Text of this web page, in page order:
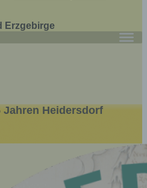
Erzgebirge
Jahren Heidersdorf